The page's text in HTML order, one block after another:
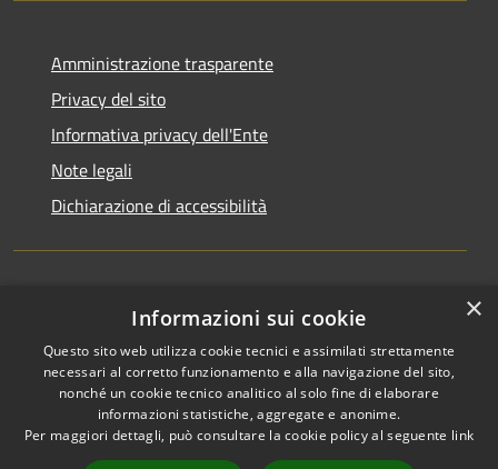
Amministrazione trasparente
Privacy del sito
Informativa privacy dell'Ente
Note legali
Dichiarazione di accessibilità
Newsletter
RSS
Accessibilità
Copyright © 2026 • Comune di
×
Informazioni sui cookie
Questo sito web utilizza cookie tecnici e assimilati strettamente
necessari al corretto funzionamento e alla navigazione del sito,
nonché un cookie tecnico analitico al solo fine di elaborare
informazioni statistiche, aggregate e anonime.
Per maggiori dettagli, può consultare la cookie policy al seguente link